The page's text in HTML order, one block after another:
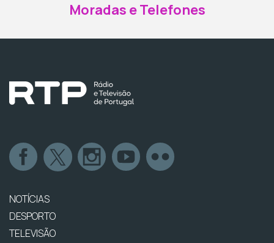
Moradas e Telefones
NOTÍCIAS
DESPORTO
TELEVISÃO